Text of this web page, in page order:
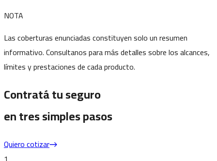
NOTA
Las coberturas enunciadas constituyen solo un resumen
informativo. Consultanos para más detalles sobre los alcances,
límites y prestaciones de cada producto.
Contratá tu seguro
en tres simples pasos
Quiero cotizar